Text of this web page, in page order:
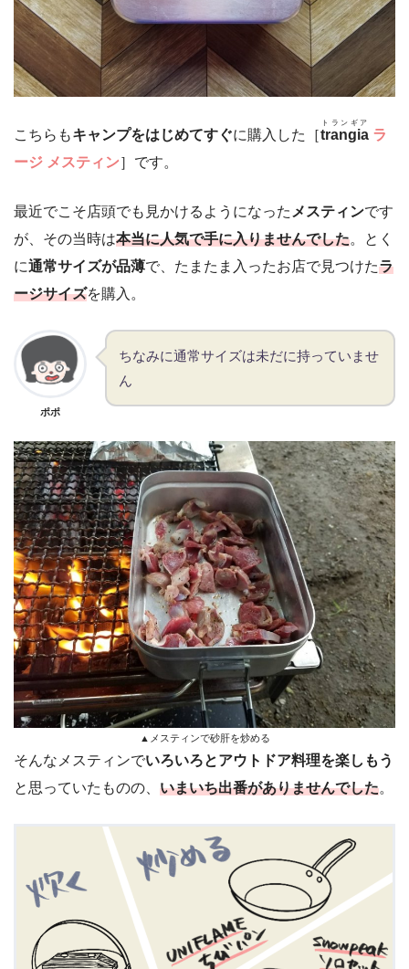
こちらもキャンプをはじめてすぐに購入した［trangia
トランギア
ラ
ージ メスティン］です。
最近でこそ店頭でも見かけるようになった メスティンです
が、その当時は本当に人気で手に入りませんでした。とく
に通常サイズが品薄で、たまたま入ったお店で見つけたラ
ージサイズを購入。
ポポ
ちなみに通常サイズは未だに持っていませ
ん
▲メスティンで砂肝を炒める
そんなメスティンでいろいろとアウトドア料理を楽しもう
と思っていたものの、 いまいち出番がありませんでした。